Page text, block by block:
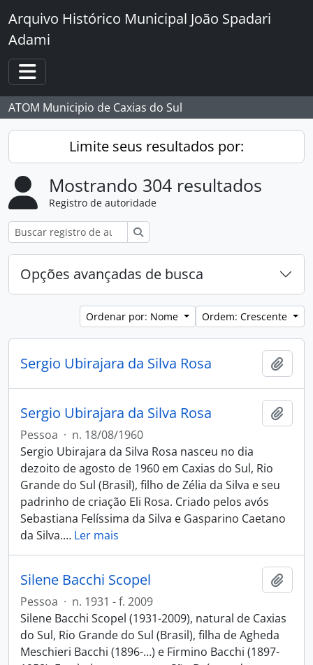
Skip to main content
Arquivo Histórico Municipal João Spadari
Adami
Toggle navigation
ATOM Municipio de Caxias do Sul
Limite seus resultados por:
Mostrando 304 resultados
Registro de autoridade
Opções avançadas de busca
Ordenar por: Nome Ordem: Crescente
Sergio Ubirajara da Silva Rosa
Sergio Ubirajara da Silva Rosa
Pessoa · n. 18/08/1960
Sergio Ubirajara da Silva Rosa nasceu no dia
dezoito de agosto de 1960 em Caxias do Sul, Rio
Grande do Sul (Brasil), filho de Zélia da Silva e seu
padrinho de criação Eli Rosa. Criado pelos avós
Sebastiana Felíssima da Silva e Gasparino Caetano
da Silva.… Ler mais
Silene Bacchi Scopel
Pessoa · n. 1931 - f. 2009
Silene Bacchi Scopel (1931-2009), natural de Caxias
do Sul, Rio Grande do Sul (Brasil), filha de Agheda
Meschieri Bacchi (1896-…) e Firmino Bacchi (1897-